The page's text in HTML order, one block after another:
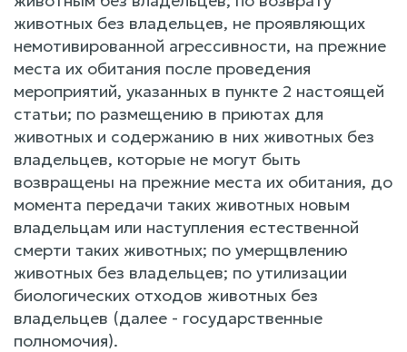
животных без владельцев, не проявляющих
немотивированной агрессивности, на прежние
места их обитания после проведения
мероприятий, указанных в пункте 2 настоящей
статьи; по размещению в приютах для
животных и содержанию в них животных без
владельцев, которые не могут быть
возвращены на прежние места их обитания, до
момента передачи таких животных новым
владельцам или наступления естественной
смерти таких животных; по умерщвлению
животных без владельцев; по утилизации
биологических отходов животных без
владельцев (далее - государственные
полномочия).